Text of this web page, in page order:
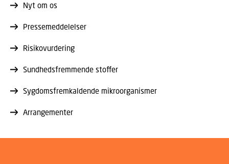
Nyt om os
Pressemeddelelser
Risikovurdering
Sundhedsfremmende stoffer
Sygdomsfremkaldende mikroorganismer
Arrangementer